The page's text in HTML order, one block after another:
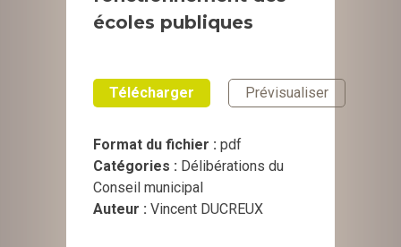
écoles publiques
Télécharger Prévisualiser
Format du fichier : pdf
Catégories : Délibérations du
Conseil municipal
Auteur : Vincent DUCREUX